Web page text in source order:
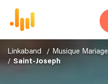
Linkaband Musique Mariage
Saint-Joseph